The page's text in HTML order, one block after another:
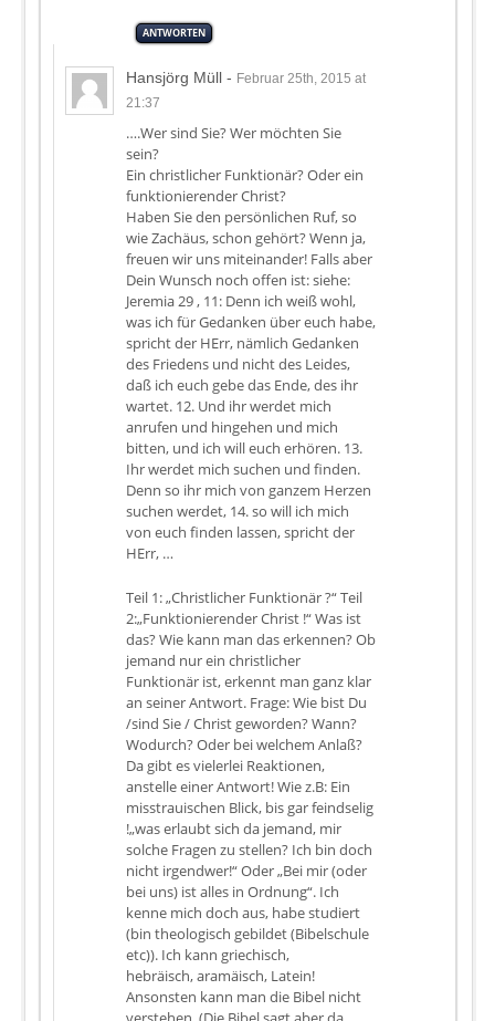
ANTWORTEN
Hansjörg Müll - Februar 25th, 2015 at
21:37
….Wer sind Sie? Wer möchten Sie
sein?
Ein christlicher Funktionär? Oder ein
funktionierender Christ?
Haben Sie den persönlichen Ruf, so
wie Zachäus, schon gehört? Wenn ja,
freuen wir uns miteinander! Falls aber
Dein Wunsch noch offen ist: siehe:
Jeremia 29 , 11: Denn ich weiß wohl,
was ich für Gedanken über euch habe,
spricht der HErr, nämlich Gedanken
des Friedens und nicht des Leides,
daß ich euch gebe das Ende, des ihr
wartet. 12. Und ihr werdet mich
anrufen und hingehen und mich
bitten, und ich will euch erhören. 13.
Ihr werdet mich suchen und finden.
Denn so ihr mich von ganzem Herzen
suchen werdet, 14. so will ich mich
von euch finden lassen, spricht der
HErr, …
Teil 1: „Christlicher Funktionär ?“ Teil
2:„Funktionierender Christ !“ Was ist
das? Wie kann man das erkennen? Ob
jemand nur ein christlicher
Funktionär ist, erkennt man ganz klar
an seiner Antwort. Frage: Wie bist Du
/sind Sie / Christ geworden? Wann?
Wodurch? Oder bei welchem Anlaß?
Da gibt es vielerlei Reaktionen,
anstelle einer Antwort! Wie z.B: Ein
misstrauischen Blick, bis gar feindselig
!„was erlaubt sich da jemand, mir
solche Fragen zu stellen? Ich bin doch
nicht irgendwer!“ Oder „Bei mir (oder
bei uns) ist alles in Ordnung“. Ich
kenne mich doch aus, habe studiert
(bin theologisch gebildet (Bibelschule
etc)). Ich kann griechisch,
hebräisch, aramäisch, Latein!
Ansonsten kann man die Bibel nicht